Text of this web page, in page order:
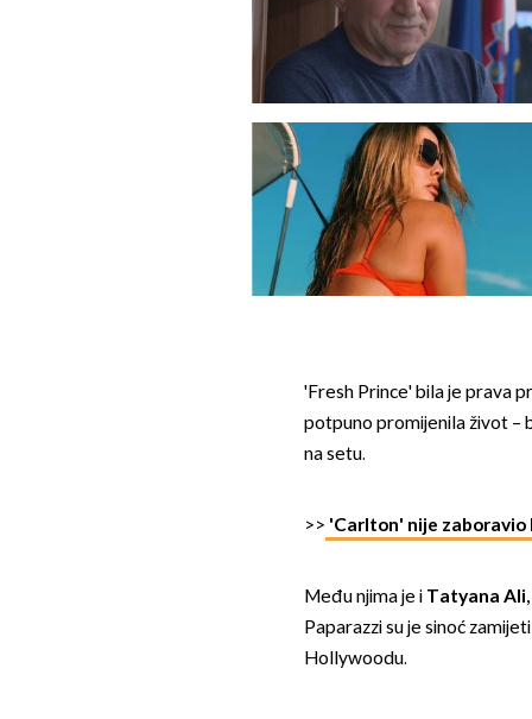
'Fresh Prince' bila je prava
potpuno promijenila život –
na setu.
>> 'Carlton' nije zaboravio
Među njima je i Tatyana Ali,
Paparazzi su je sinoć
Hollywoodu.